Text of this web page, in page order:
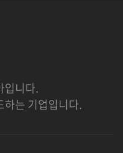
입니다.
하는 기업입니다.